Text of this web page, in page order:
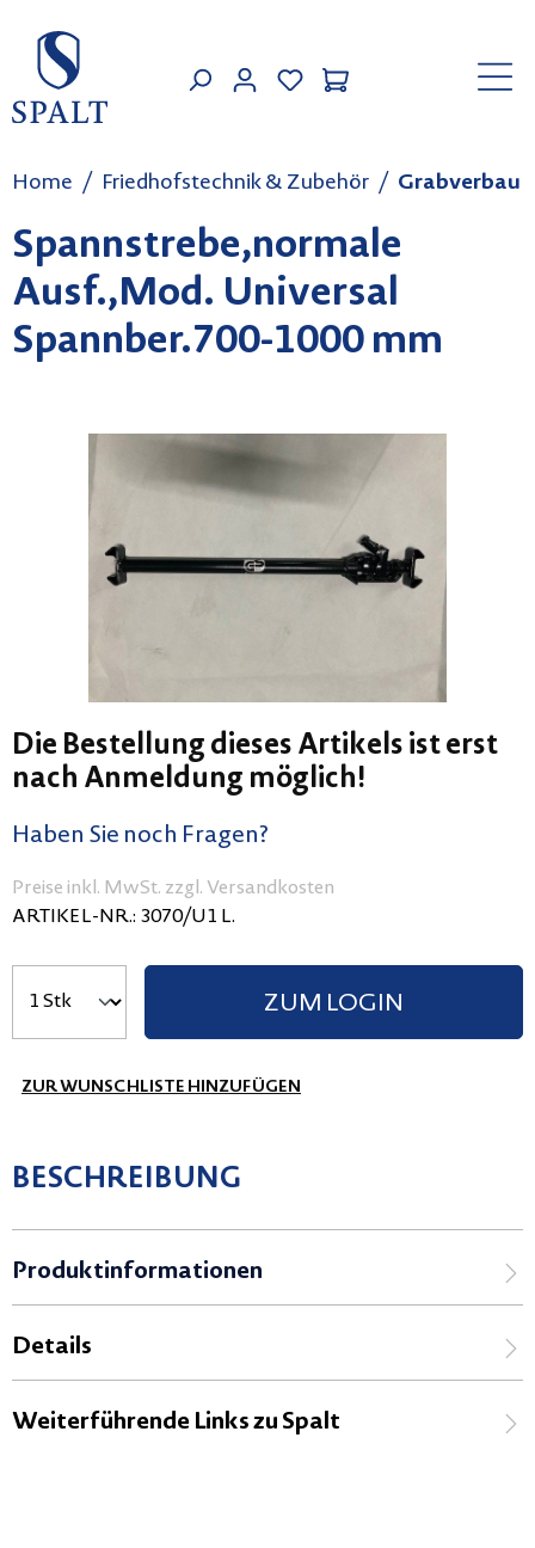
Zum Hauptinhalt springen
MEIN KONTO
Home Friedhofstechnik & Zubehör Grabverbau
Spannstrebe,normale
Ausf.,Mod. Universal
Spannber.700-1000 mm
Die Bestellung dieses Artikels ist erst
nach Anmeldung möglich!
Haben Sie noch Fragen?
Preise inkl. MwSt. zzgl. Versandkosten
ARTIKEL-NR.: 3070/U1 L.
ZUM LOGIN
ZUR WUNSCHLISTE HINZUFÜGEN
BESCHREIBUNG
Produktinformationen
Details
Weiterführende Links zu Spalt